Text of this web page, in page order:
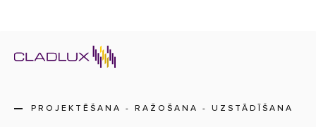
PROJEKTĒŠANA - RAŽOŠANA - UZSTĀDĪŠANA